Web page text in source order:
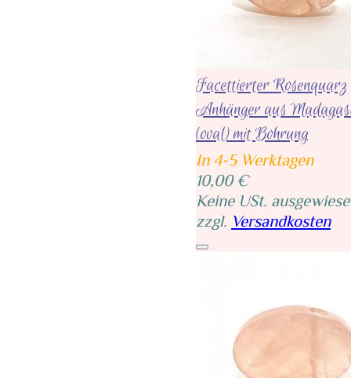
Facettierter Rosenquarz
Anhänger aus
(oval) mit Bohrung
In 4-5 Werktagen
10,00 €
Keine USt.
zzgl. Versandkosten